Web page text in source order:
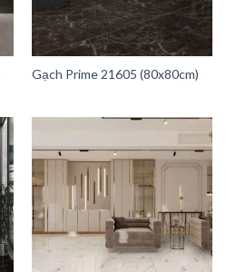
Gạch Prime 21605 (80x80cm)